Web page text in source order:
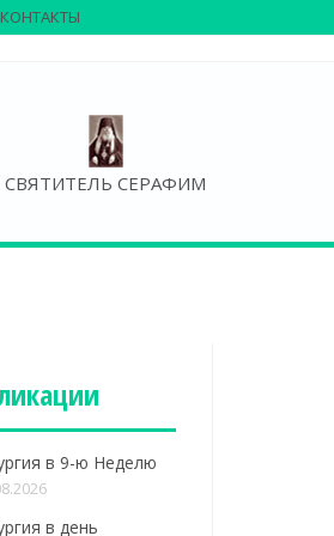
СВЯТИТЕЛЬ СЕРАФИМ
КОНТАКТЫ
в 9-ю Неделю
в день